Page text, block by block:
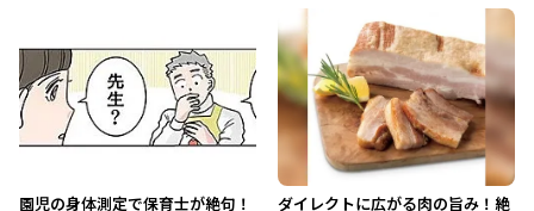
園児の身体測定で保育士が絶句！
ダイレクトに広がる肉の旨み！絶